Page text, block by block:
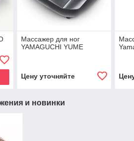
Массажер для ног
YAMAGUCHI YUME
Цену уточняйте
и новинки